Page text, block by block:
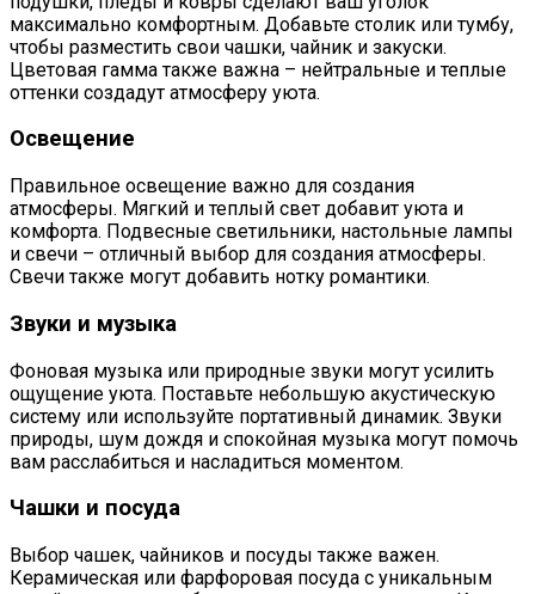
максимально комфортным. Добавьте столик или тумбу,
чтобы разместить свои чашки, чайник и закуски.
Цветовая гамма также важна – нейтральные и теплые
оттенки создадут атмосферу уюта.
Освещение
Правильное освещение важно для создания
атмосферы. Мягкий и теплый свет добавит уюта и
комфорта. Подвесные светильники, настольные лампы
и свечи – отличный выбор для создания атмосферы.
Свечи также могут добавить нотку романтики.
Звуки и музыка
Фоновая музыка или природные звуки могут усилить
ощущение уюта. Поставьте небольшую акустическую
систему или используйте портативный динамик. Звуки
природы, шум дождя и спокойная музыка могут помочь
вам расслабиться и насладиться моментом.
Чашки и посуда
Выбор чашек, чайников и посуды также важен.
Керамическая или фарфоровая посуда с уникальным